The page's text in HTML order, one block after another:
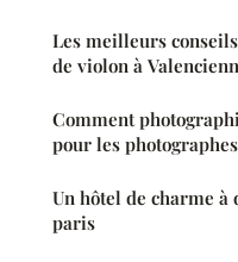
Les meilleurs
de violon à
Comment
pour les photographes
Un hôtel de charme à
paris